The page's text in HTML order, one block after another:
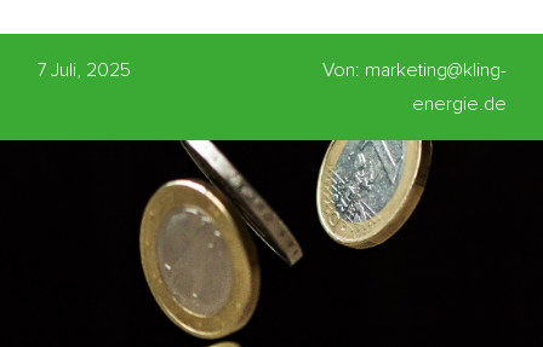
7 Juli, 2025
Von: marketing@kling-
energie.de